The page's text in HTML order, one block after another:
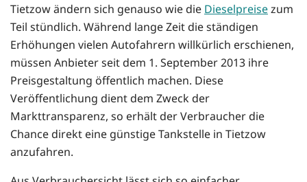
Tietzow ändern sich genauso wie die Dieselpreisezum
Teil stündlich. Während lange Zeit die ständigen
Erhöhungen vielen Autofahrern willkürlich erschienen,
müssen Anbieter seit dem 1. September 2013 ihre
Preisgestaltung öffentlich machen. Diese
Veröffentlichung dient dem Zweck der
Markttransparenz, so erhält der Verbraucher die
Chance direkt eine günstige Tankstelle in Tietzow
anzufahren.